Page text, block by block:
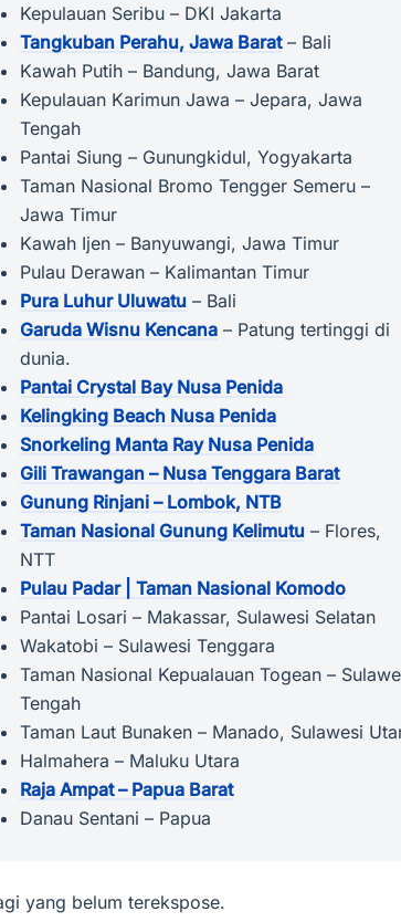
Kepulauan Seribu – DKI Jakarta
Tangkuban Perahu, Jawa Barat– Bali
Kawah Putih – Bandung, Jawa Barat
Kepulauan Karimun Jawa – Jepara, Jawa
Tengah
Pantai Siung – Gunungkidul, Yogyakarta
Taman Nasional Bromo Tengger Semeru –
Jawa Timur
Kawah Ijen – Banyuwangi, Jawa Timur
Pulau Derawan – Kalimantan Timur
Pura Luhur Uluwatu– Bali
Garuda Wisnu Kencana– Patung tertinggi di
dunia.
Pantai Crystal Bay Nusa Penida
Kelingking Beach Nusa Penida
Snorkeling Manta Ray Nusa Penida
Gili Trawangan – Nusa Tenggara Barat
Gunung Rinjani – Lombok, NTB
Taman Nasional Gunung Kelimutu– Flores,
NTT
Pulau Padar | Taman Nasional Komodo
Pantai Losari – Makassar, Sulawesi Selatan
Wakatobi – Sulawesi Tenggara
Taman Nasional Kepualauan Togean –
Tengah
Taman Laut Bunaken – Manado, Sulawesi
Halmahera – Maluku Utara
Raja Ampat – Papua Barat
Danau Sentani – Papua
yang belum terekspose.